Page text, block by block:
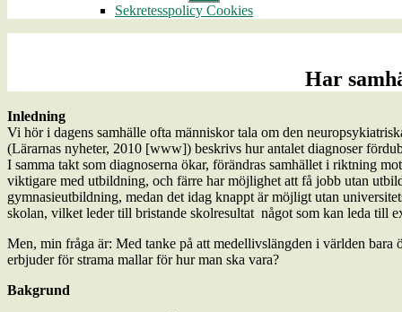
undermeny
Sekretesspolicy Cookies
Har
Inledning
Vi hör i dagens samhälle ofta människor tala om den
(Lärarnas nyheter, 2010 [www]) beskrivs hur antalet diagnoser
I samma takt som diagnoserna ökar, förändras samhället i riktning
viktigare med utbildning, och färre har möjlighet att få jobb utan
gymnasieutbildning, medan det idag knappt är möjligt utan
skolan, vilket leder till bristande skolresultat ­ något som kan leda till
Men, min fråga är: Med tanke på att medellivslängden i världen
erbjuder för strama mallar för hur man ska vara?
Bakgrund